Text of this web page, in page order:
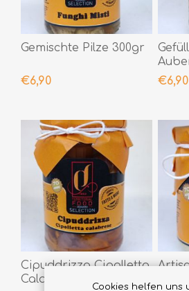
Gemischte Pilze 300gr
€6,90
290gr
€6,90
Cipuddrizza Cipolletta
Calabrese -
Cookies helfen uns